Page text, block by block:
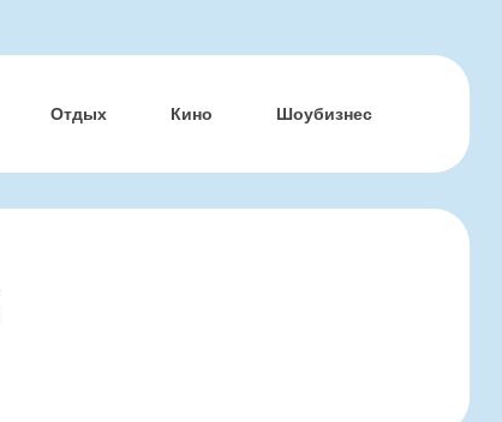
Отдых Кино Шоубизнес